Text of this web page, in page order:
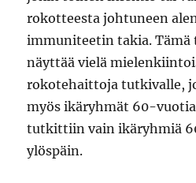
rokotteesta johtuneen
immuniteetin takia. Tämä
näyttää vielä
rokotehaittoja tutkivalle,
myös ikäryhmät 60-
tutkittiin vain ikäryhmiä
ylöspäin.